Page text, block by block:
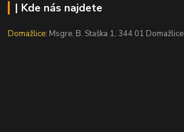
| Kde nás najdete
Domažlice: Msgre. B. Staška 1, 344 01 Domažlice